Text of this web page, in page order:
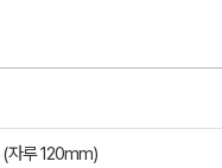
(자루 120mm)